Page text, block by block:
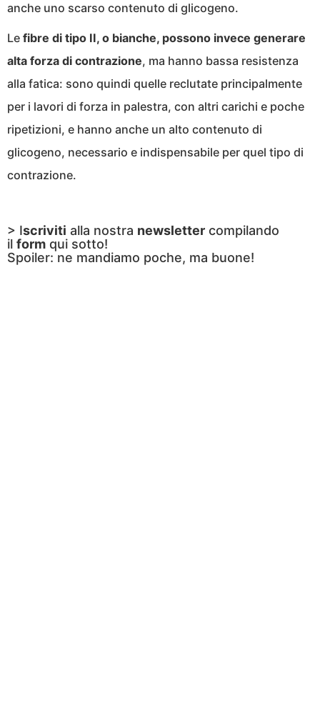
anche uno scarso contenuto di glicogeno.
Le fibre di tipo II, o bianche, possono invece generare
alta forza di contrazione, ma hanno bassa resistenza
alla fatica: sono quindi quelle reclutate principalmente
per i lavori di forza in palestra, con altri carichi e poche
ripetizioni, e hanno anche un alto contenuto di
glicogeno, necessario e indispensabile per quel tipo di
contrazione.
> Iscriviti alla nostra newsletter compilando
il form qui sotto!
Spoiler: ne mandiamo poche, ma buone!